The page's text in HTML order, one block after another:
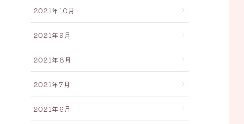
2021年10月
2021年9月
2021年8月
2021年7月
2021年6月